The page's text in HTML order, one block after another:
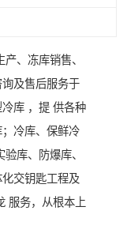
、冻库销售、
及售后服务于
库 ，提 供各种
冷库、保鲜冷
库、防爆库、
交钥匙工程及
服务，从根本上